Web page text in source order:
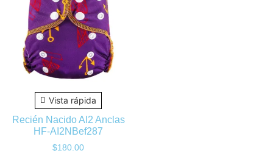
Vista rápida
Recién Nacido AI2 Anclas
HF-AI2NBef287
$180.00